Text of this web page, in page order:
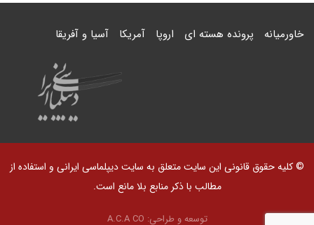
خاورمیانه پرونده هسته ای اروپا آمریکا آسیا و آفریقا
© کلیه حقوق قانونی این سایت متعلق به سایت دیپلماسی ایرانی و استفاده از
مطالب با ذکر منابع بلا مانع است.
توسعه و طراحی: A.C.A CO